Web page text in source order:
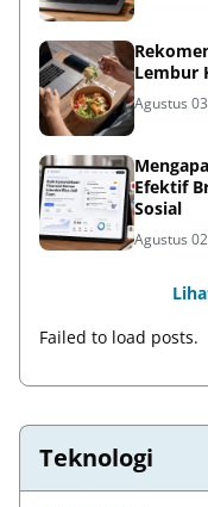
Lembur
Agustus
Efektif
Sosial
Agustus
Failed to load posts.
Teknologi